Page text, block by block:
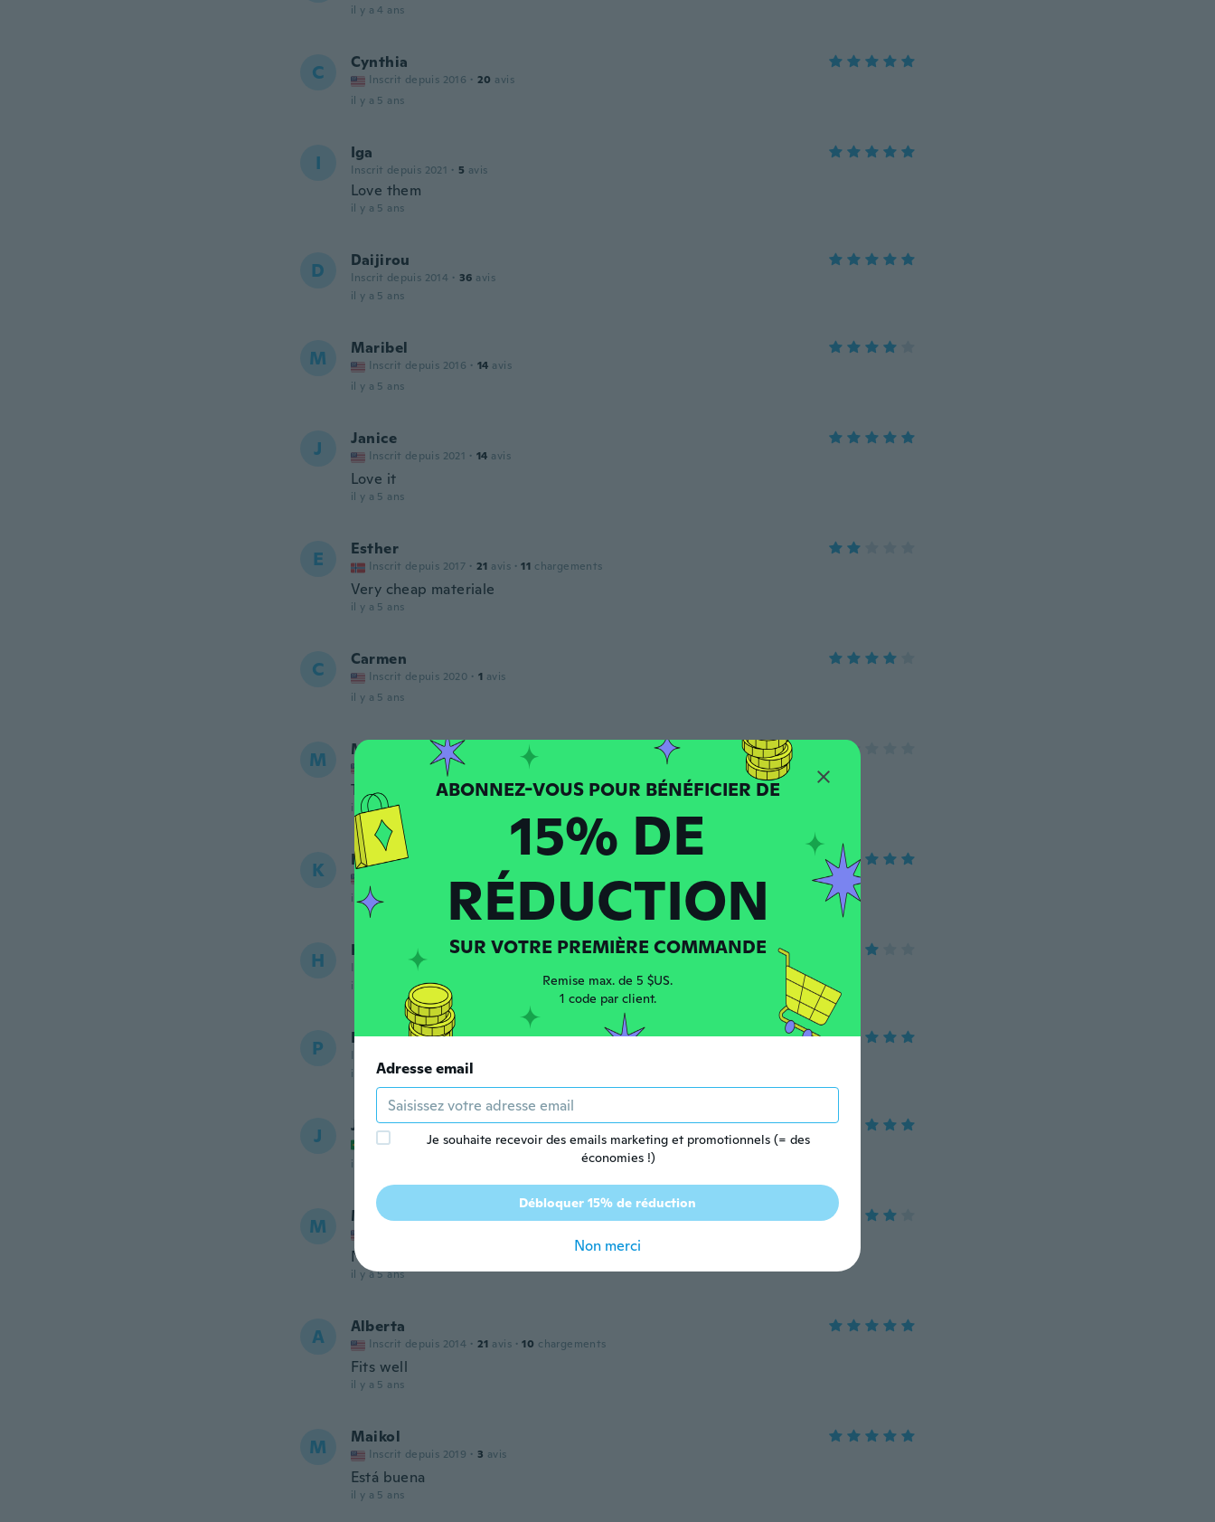
il y a 4 ans
C Cynthia
Inscrit depuis 2016 · 20 avis
il y a 5 ans
I Iga
Inscrit depuis 2021 · 5 avis
Love them
il y a 5 ans
D Daijirou
Inscrit depuis 2014 · 36 avis
il y a 5 ans
M Maribel
Inscrit depuis 2016 · 14 avis
il y a 5 ans
J Janice
Inscrit depuis 2021 · 14 avis
Love it
il y a 5 ans
E Esther
Inscrit depuis 2017 · 21 avis · 11 chargements
Very cheap materiale
il y a 5 ans
C Carmen
Inscrit depuis 2020 · 1 avis
il y a 5 ans
M Marsel
Inscrit depuis 2020
They are more like shorts than pants
il y a 5 ans
K Kerry
avis
il y a 5 ans
H Hernan
Inscrit depuis 2017
il y a 5 ans
P Paz
Inscrit depuis 2020
il y a 5 ans
J Jailson
Inscrit depuis 2020 · 6 avis
il y a 5 ans
M Muriel
Nice fit. Material feels good. I am very pleased with my order.
il y a 5 ans
A Alberta
Inscrit depuis 2014 · 21 avis · 10 chargements
Fits well
il y a 5 ans
M Maikol
Inscrit depuis 2019 · 3 avis
Está buena
il y a 5 ans
15% DE
RÉDUCTION
SUR VOTRE PREMIÈRE COMMANDE
Remise max. de 5 $US.
1 code par client.
Adresse email
Je souhaite recevoir des emails marketing et promotionnels (= des
économies !)
Débloquer 15% de réduction
Non merci